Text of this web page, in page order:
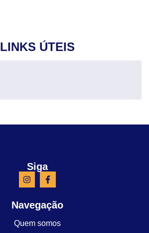
LINKS ÚTEIS
Siga
Navegação
Quem somos